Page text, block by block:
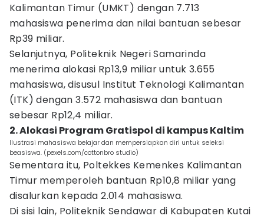
Kalimantan Timur (UMKT) dengan 7.713
mahasiswa penerima dan nilai bantuan sebesar
Rp39 miliar.
Selanjutnya, Politeknik Negeri Samarinda
menerima alokasi Rp13,9 miliar untuk 3.655
mahasiswa, disusul Institut Teknologi Kalimantan
(ITK) dengan 3.572 mahasiswa dan bantuan
sebesar Rp12,4 miliar.
2. Alokasi Program Gratispol di kampus Kaltim
Ilustrasi mahasiswa belajar dan mempersiapkan diri untuk seleksi
beasiswa. (pexels.com/cottonbro studio)
Sementara itu, Poltekkes Kemenkes Kalimantan
Timur memperoleh bantuan Rp10,8 miliar yang
disalurkan kepada 2.014 mahasiswa.
Di sisi lain, Politeknik Sendawar di Kabupaten Kutai